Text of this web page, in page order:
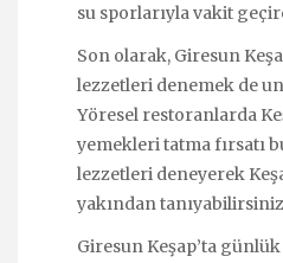
su sporlarıyla vakit
Son olarak, Giresun
lezzetleri denemek de
Yöresel restoranlarda
yemekleri tatma fırsatı
lezzetleri deneyerek
yakından
Giresun Keşap’ta